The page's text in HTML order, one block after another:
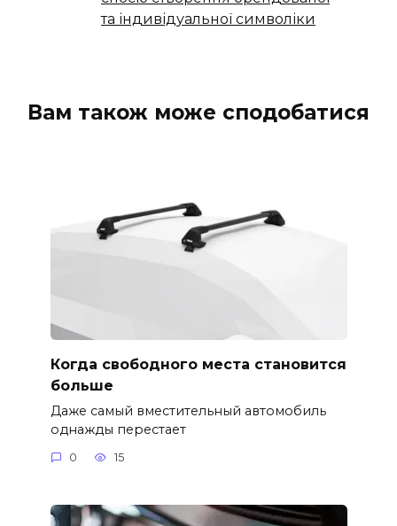
та індивідуальної символіки
Вам також може сподобатися
Когда свободного места становится
больше
Даже самый вместительный автомобиль
однажды перестает
0 15